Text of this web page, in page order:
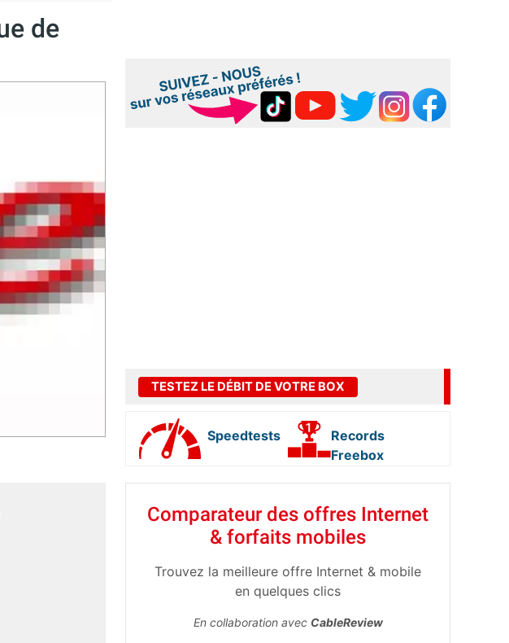
de
TESTEZ LE DÉBIT DE VOTRE BOX
Speedtests
Records
Freebox
Comparateur des offres Internet
& forfaits mobiles
Trouvez la meilleure offre Internet & mobile
en quelques clics
En collaboration avec CableReview